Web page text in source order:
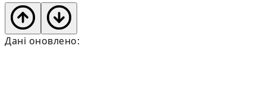
Дані оновлено: